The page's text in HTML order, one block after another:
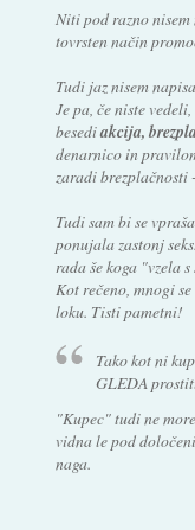
Niti pod razno
tovrsten način
Tudi jaz nisem
Je pa, če niste
besediakcija,
denarnico in
zaradi brezplačnosti
Tudi sam bi se
ponujala zastonj
rada še koga "vzela
Kot rečeno, mnogi
loku. Tisti pametni!
Tako kot ni
GLEDA
"Kupec" tudi ne
vidna le pod
naga.